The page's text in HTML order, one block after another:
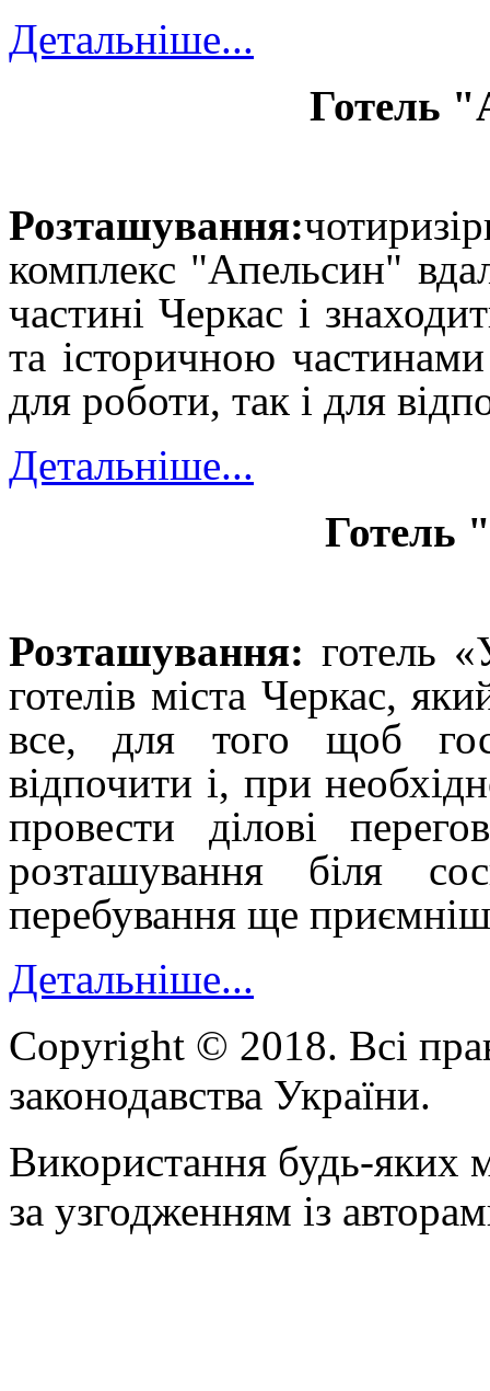
Детальніше...
Готель
Розташування:ч
комплекс "Апельсин"
частині Черкас і
та історичною
для роботи, так і для
Детальніше...
Готель
Розташування: готель
готелів міста Черкас,
все, для того щоб
відпочити і, при
провести ділові
розташування біля
перебування ще
Детальніше...
Copyright © 2018. Всі
законодавства України.
Використання будь-яких
за узгодженням із